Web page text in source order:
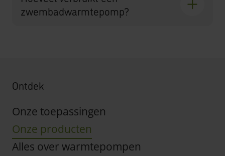
zwembadwarmtepomp?
Ontdek
Onze toepassingen
Onze producten
Alles over warmtepompen